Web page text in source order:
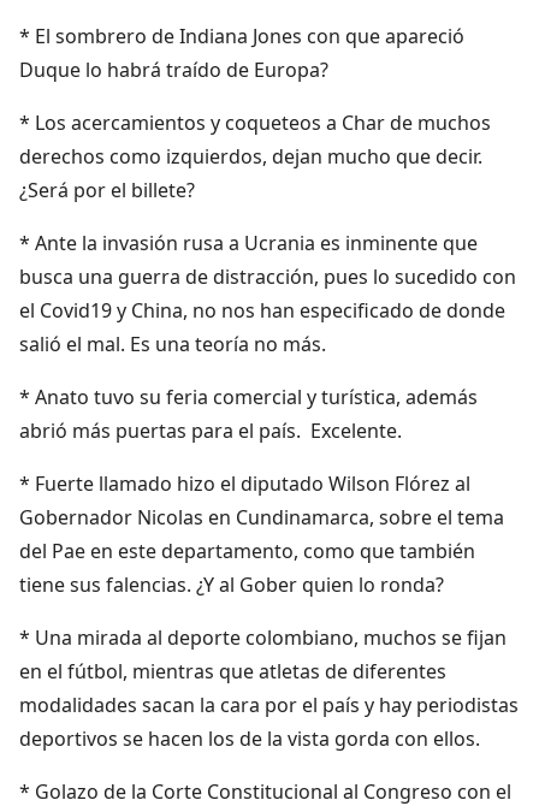
* El sombrero de Indiana Jones con que apareció
Duque lo habrá traído de Europa?
* Los acercamientos y coqueteos a Char de muchos
derechos como izquierdos, dejan mucho que decir.
¿Será por el billete?
* Ante la invasión rusa a Ucrania es inminente que
busca una guerra de distracción, pues lo sucedido con
el Covid19 y China, no nos han especificado de donde
salió el mal. Es una teoría no más.
* Anato tuvo su feria comercial y turística, además
abrió más puertas para el país. Excelente.
* Fuerte llamado hizo el diputado Wilson Flórez al
Gobernador Nicolas en Cundinamarca, sobre el tema
del Pae en este departamento, como que también
tiene sus falencias. ¿Y al Gober quien lo ronda?
* Una mirada al deporte colombiano, muchos se fijan
en el fútbol, mientras que atletas de diferentes
modalidades sacan la cara por el país y hay periodistas
deportivos se hacen los de la vista gorda con ellos.
* Golazo de la Corte Constitucional al Congreso con el